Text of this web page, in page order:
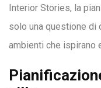
Interior Stories, la
solo una questione di
ambienti che ispirano